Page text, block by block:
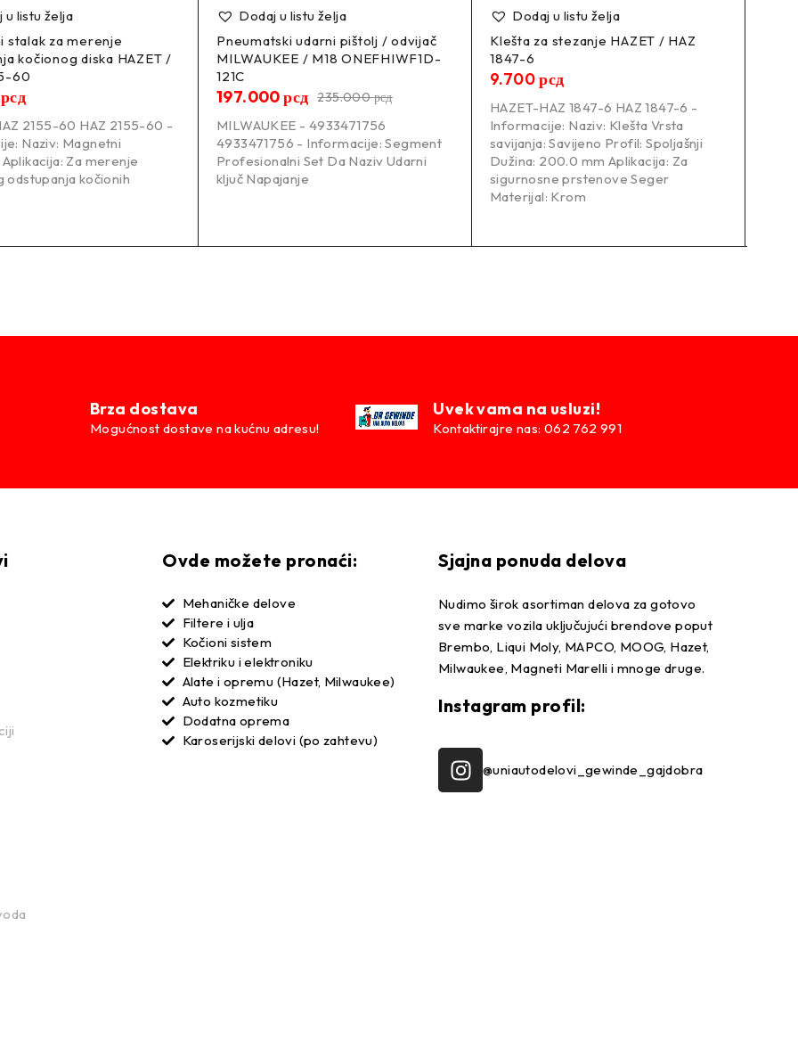
u listu želja
stalak za merenje
kočionog diska HAZET /
60
рсд
2155-60 HAZ 2155-60 -
Naziv: Magnetni
Za merenje
odstupanja kočionih
Dodaj u listu želja
Pneumatski udarni pištolj / odvijač
MILWAUKEE / M18 ONEFHIWF1D-
121C
235.000рсд
197.000рсд
MILWAUKEE - 4933471756
4933471756 - Informacije: Segment
Profesionalni Set Da Naziv Udarni
ključ Napajanje
Dodaj u listu želja
Klešta za stezanje HAZET / HAZ
1847-6
9.700рсд
HAZET-HAZ 1847-6 HAZ 1847-6 -
Informacije: Naziv: Klešta Vrsta
savijanja: Savijeno Profil: Spoljašnji
Dužina: 200.0 mm Aplikacija: Za
sigurnosne prstenove Seger
Materijal: Krom
Brza dostava
Mogućnost dostave na kućnu adresu!
Uvek vama na usluzi!
Kontaktirajre nas: 062 762 991
Ovde možete pronaći:
Mehaničke delove
Filtere i ulja
Kočioni sistem
Elektriku i elektroniku
Alate i opremu (Hazet, Milwaukee)
Auto kozmetiku
Dodatna oprema
Karoserijski delovi (po zahtevu)
Sjajna ponuda delova
Nudimo širok asortiman delova za gotovo
sve marke vozila uključujući brendove poput
Brembo, Liqui Moly, MAPCO, MOOG, Hazet,
Milwaukee, Magneti Marelli i mnoge druge.
Instagram profil:
@uniautodelovi_gewinde_gajdobra